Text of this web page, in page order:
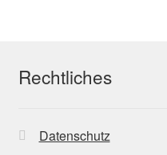
Rechtliches
Datenschutz